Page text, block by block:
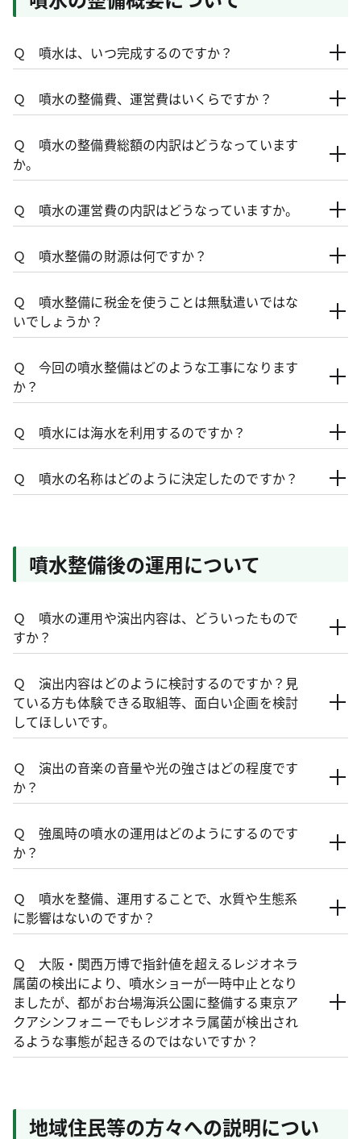
Ｑ 噴水は、いつ完成するのですか？
Ｑ 噴水の整備費、運営費はいくらですか？
Ｑ 噴水の整備費総額の内訳はどうなっています
か。
Ｑ 噴水の運営費の内訳はどうなっていますか。
Ｑ 噴水整備の財源は何ですか？
Ｑ 噴水整備に税金を使うことは無駄遣いではな
いでしょうか？
Ｑ 今回の噴水整備はどのような工事になります
か？
Ｑ 噴水には海水を利用するのですか？
Ｑ 噴水の名称はどのように決定したのですか？
噴水整備後の運用について
Ｑ 噴水の運用や演出内容は、どういったもので
すか？
Ｑ 演出内容はどのように検討するのですか？見
ている方も体験できる取組等、面白い企画を検討
してほしいです。
Ｑ 演出の音楽の音量や光の強さはどの程度です
か？
Ｑ 強風時の噴水の運用はどのようにするのです
か？
Ｑ 噴水を整備、運用することで、水質や生態系
に影響はないのですか？
Ｑ 大阪・関西万博で指針値を超えるレジオネラ
属菌の検出により、噴水ショーが一時中止となり
ましたが、都がお台場海浜公園に整備する東京ア
クアシンフォニーでもレジオネラ属菌が検出され
るような事態が起きるのではないですか？
地域住民等の方々への説明につい